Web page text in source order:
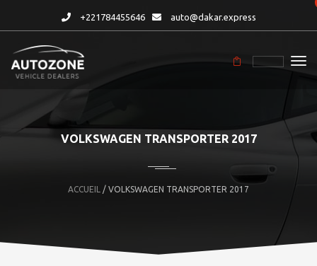
+221784455646 auto@dakar.express
VOLKSWAGEN TRANSPORTER 2017
ACCUEIL / VOLKSWAGEN TRANSPORTER 2017